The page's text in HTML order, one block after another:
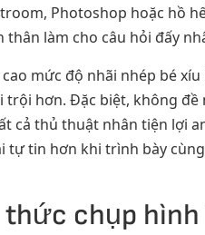
Photoshop hoặc hồ
làm cho câu hỏi đấy
mức độ nhãi nhép bé xíu
trội hơn. Đặc biệt, không đề
cả thủ thuật nhân tiện lợi
tự tin hơn khi trình bày
chụp hình